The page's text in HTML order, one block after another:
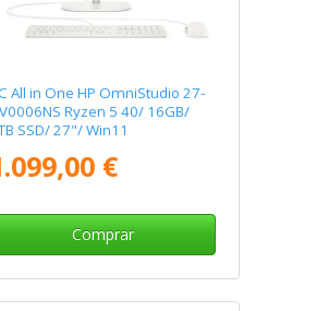
All in One HP OmniStudio 27-
Ryzen 5 40/ 16GB/
SSD/ 27"/ Win11
€
Comprar